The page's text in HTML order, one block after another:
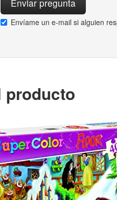
Envíame un e-mail si alguien
producto